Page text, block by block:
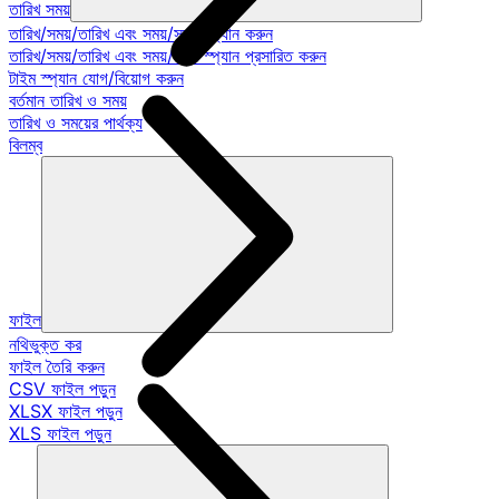
তারিখ সময়
তারিখ/সময়/তারিখ এবং সময়/সময় স্প্যান করুন
তারিখ/সময়/তারিখ এবং সময়/সময় স্প্যান প্রসারিত করুন
টাইম স্প্যান যোগ/বিয়োগ করুন
বর্তমান তারিখ ও সময়
তারিখ ও সময়ের পার্থক্য
বিলম্ব
ফাইল
নথিভুক্ত কর
ফাইল তৈরি করুন
CSV ফাইল পড়ুন
XLSX ফাইল পড়ুন
XLS ফাইল পড়ুন